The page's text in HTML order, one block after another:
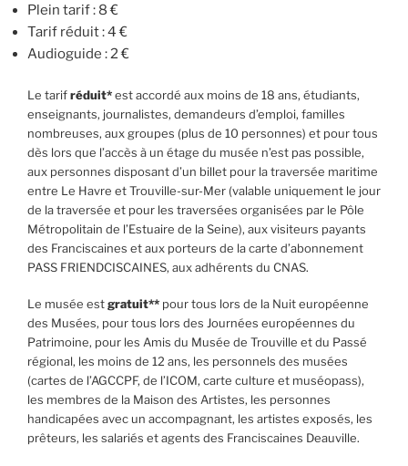
Plein tarif : 8 €
Tarif réduit : 4 €
Audioguide : 2 €
Le tarifréduit*est accordé aux moins de 18 ans, étudiants,
enseignants, journalistes, demandeurs d’emploi, familles
nombreuses, aux groupes (plus de 10 personnes) et pour tous
dès lors que l’accès à un étage du musée n’est pas possible,
aux personnes disposant d’un billet pour la traversée maritime
entre Le Havre et Trouville-sur-Mer (valable uniquement le jour
de la traversée et pour les traversées organisées par le Pôle
Métropolitain de l’Estuaire de la Seine), aux visiteurs payants
des Franciscaines et aux porteurs de la carte d’abonnement
PASS FRIENDCISCAINES, aux adhérents du CNAS.
Le musée estgratuit** pour tous lors de la Nuit européenne
des Musées, pour tous lors des Journées européennes du
Patrimoine, pour les Amis du Musée de Trouville et du Passé
régional, les moins de 12 ans, les personnels des musées
(cartes de l’AGCCPF, de l’ICOM, carte culture et muséopass),
les membres de la Maison des Artistes, les personnes
handicapées avec un accompagnant, les artistes exposés, les
prêteurs, les salariés et agents des Franciscaines Deauville.